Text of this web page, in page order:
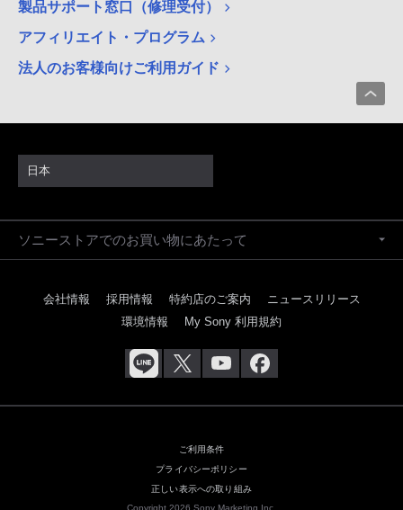
製品サポート窓口（修理受付）
アフィリエイト・プログラム
法人のお客様向けご利用ガイド
日本
ソニーストアでのお買い物にあたって
会社情報 採用情報 特約店のご案内
ニュースリリース
環境情報
My Sony 利用規約
ご利用条件
プライバシーポリシー
正しい表示への取り組み
Copyright 2026 Sony Marketing Inc.